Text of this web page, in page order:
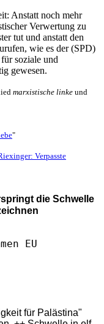
Anstatt noch mehr
Verwertung zu
tut und anstatt den
wie es der (SPD)
soziale und
gewesen.
marxistische linke und
"
Verpasste
die Schwelle
für Palästina"